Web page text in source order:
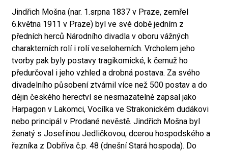
Jindřich Mošna (nar. 1.srpna 1837 v Praze, zemřel
6.května 1911 v Praze) byl ve své době jedním z
předních herců Národního divadla v oboru vážných
charakterních rolí i rolí veseloherních. Vrcholem jeho
tvorby pak byly postavy tragikomické, k čemuž ho
předurčoval i jeho vzhled a drobná postava. Za svého
divadelního působení ztvárnil více než 500 postav a do
dějin českého herectví se nesmazatelně zapsal jako
Harpagon v Lakomci, Vocílka ve Strakonickém dudákovi
nebo principál v Prodané nevěstě. Jindřich Mošna byl
ženatý s Josefínou Jedličkovou, dcerou hospodského a
řezníka z Dobříva č.p. 48 (dnešní Stará hospoda). Do